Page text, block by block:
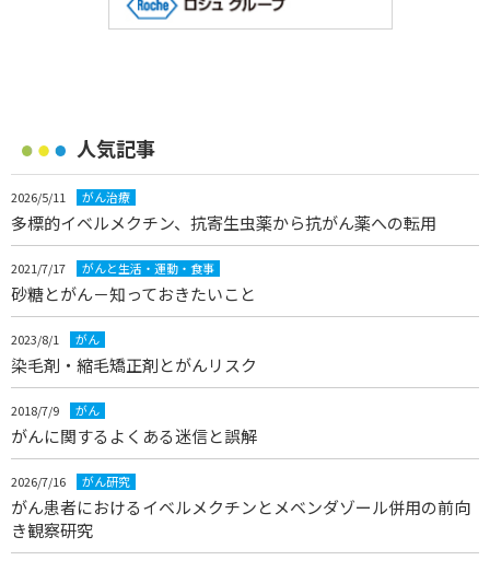
人気記事
2026/5/11 がん治療
多標的イベルメクチン、抗寄生虫薬から抗がん薬への転用
2021/7/17 がんと生活・運動・食事
砂糖とがん－知っておきたいこと
2023/8/1 がん
染毛剤・縮毛矯正剤とがんリスク
2018/7/9 がん
がんに関するよくある迷信と誤解
2026/7/16 がん研究
がん患者におけるイベルメクチンとメベンダゾール併用の前向
き観察研究